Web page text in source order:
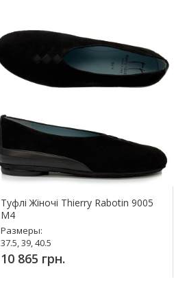
Туфлі Жіночі Thierry Rabotin 9005
M4
Размеры:
37.5, 39, 40.5
10 865 грн.